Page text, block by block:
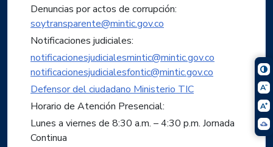
Denuncias por actos de corrupción:
soytransparente@mintic.gov.co
Notificaciones judiciales:
notificacionesjudicialesmintic@mintic.gov.co
notificacionesjudicialesfontic@mintic.gov.co
Defensor del ciudadano Ministerio TIC
Horario de Atención Presencial:
Lunes a viernes de 8:30 a.m. – 4:30 p.m. Jornada
Continua